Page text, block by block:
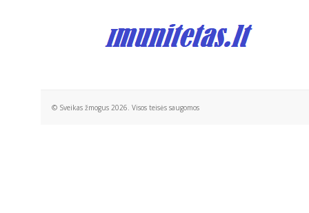
© Sveikas žmogus 2026. Visos teisės saugomos